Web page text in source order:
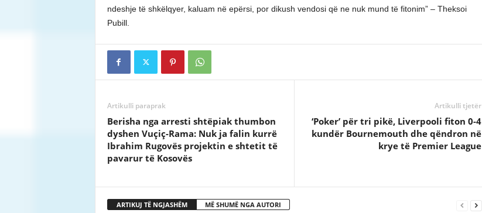
ndeshje të shkëlqyer, kaluam në epërsi, por dikush vendosi që ne nuk mund të fitonim” – Theksoi
Pubill.
Artikulli paraprak
Berisha nga arresti shtëpiak thumbon
dyshen Vuçiç-Rama: Nuk ja falin kurrë
Ibrahim Rugovës projektin e shtetit të
pavarur të Kosovës
Artikulli tjetër
‘Poker’ për tri pikë, Liverpooli fiton 0-4
kundër Bournemouth dhe qëndron në
krye të Premier League
ARTIKUJ TË NGJASHËM MË SHUMË NGA AUTORI